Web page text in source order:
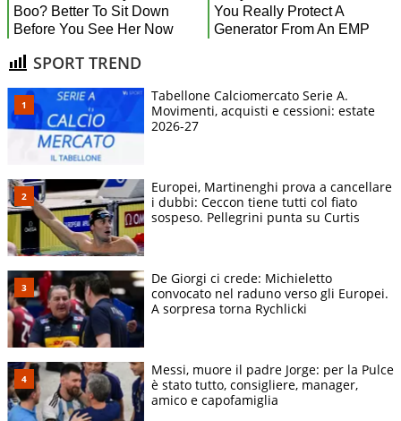
SPORT TREND
Tabellone Calciomercato Serie A.
Movimenti, acquisti e cessioni: estate
2026-27
Europei, Martinenghi prova a cancellare
i dubbi: Ceccon tiene tutti col fiato
sospeso. Pellegrini punta su Curtis
De Giorgi ci crede: Michieletto
convocato nel raduno verso gli Europei.
A sorpresa torna Rychlicki
Messi, muore il padre Jorge: per la Pulce
è stato tutto, consigliere, manager,
amico e capofamiglia